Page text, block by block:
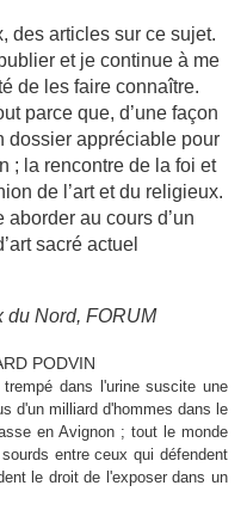
des articles sur ce sujet.
et je continue à me
de les faire connaître.
parce que, d’une façon
dossier appréciable pour
; la rencontre de la foi et
de l’art et du religieux.
au cours d’un
sacré actuel
du Nord, FORUM
PODVIN
dans l'urine suscite une
d'un milliard d'hommes dans le
en Avignon ; tout le monde
entre ceux qui défendent
le droit de l'exposer dans un